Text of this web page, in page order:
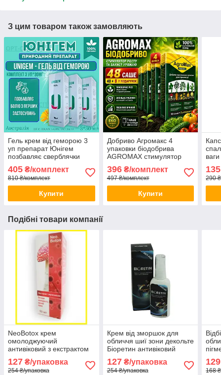
З цим товаром також замовляють
Гель крем від геморою 3
уп препарат Юнігем
позбавляє сверблячки
запалення opt-D3-4214
405 ₴/комплект
810 ₴/комплект
Купити
Добриво Агромакс 4
упаковки біодобрива
AGROMAX стимулятор
opt-D488023
396₴/комплект
497 ₴/комплект
Купити
135
290
Подібні товари компанії
NeoBotox крем
омолоджуючий
антивіковий з екстрактом
Мухомора НеоБотокс від
зморшок opt-D7024
127 ₴/упаковка
254 ₴/упаковка
Крем від зморшок для
обличчя шиї зони декольте
Біоретин антивіковий
омолоджувальний Bioretin
opt-D7056
127₴/упаковка
254 ₴/упаковка
Milk
129
168